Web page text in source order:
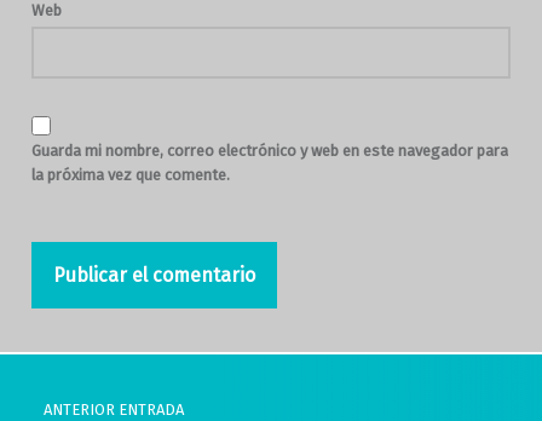
Web
Guarda mi nombre, correo electrónico y web en este navegador para
la próxima vez que comente.
Navegación de entradas
ANTERIOR ENTRADA